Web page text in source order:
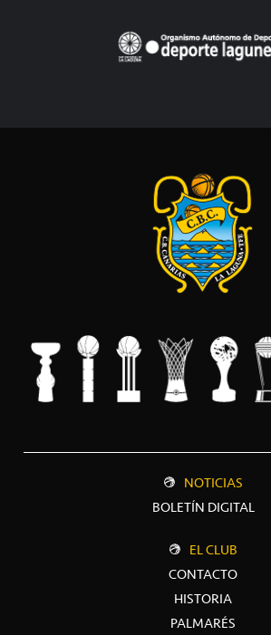
NOTICIAS
BOLETÍN DIGITAL
EL CLUB
CONTACTO
HISTORIA
PALMARÉS